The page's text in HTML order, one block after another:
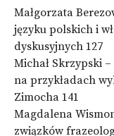
Małgorzata
języku polskich i
dyskusyjnych 127
Michał Skrzypski
na przykładach
Zimocha 141
Magdalena
związków